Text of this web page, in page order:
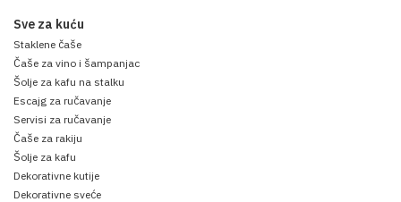
Sve za kuću
Staklene čaše
Čaše za vino i šampanjac
Šolje za kafu na stalku
Escajg za ručavanje
Servisi za ručavanje
Čaše za rakiju
Šolje za kafu
Dekorativne kutije
Dekorativne sveće